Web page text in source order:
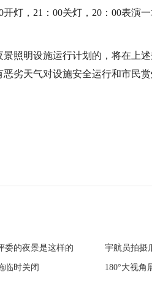
灯，21：00关灯，20：00表演
照明设施运行计划的，将在上
劣天气对设施安全运行和市民
委的夜景是这样的 宇航员拍摄
临时关闭 180°大视角